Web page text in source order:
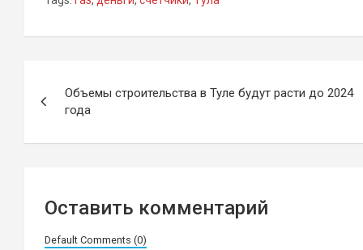
по
записям
Объемы строительства в Туле будут расти до 2024
года
Оставить комментарий
Default Comments (0)